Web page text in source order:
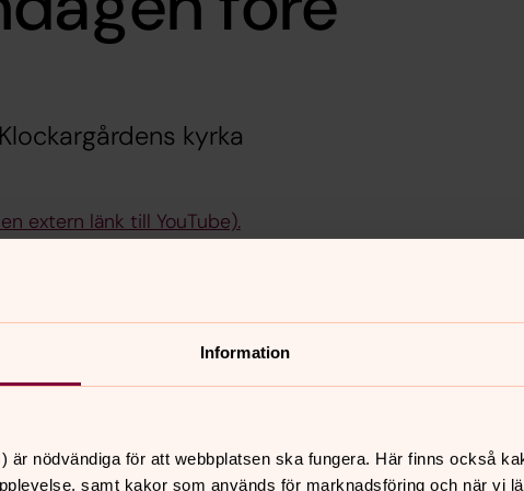
Information
är nödvändiga för att webbplatsen ska fungera. Här finns också
samt kakor som används för marknadsföring och när vi
kyrka
extern länk till YouTube).
och överger dig inte. Var inte rädd,
ett år där saker inte alls har varit
tro, att vi ska fortsätta våga
präst Jenny Folkö Witt reflektera